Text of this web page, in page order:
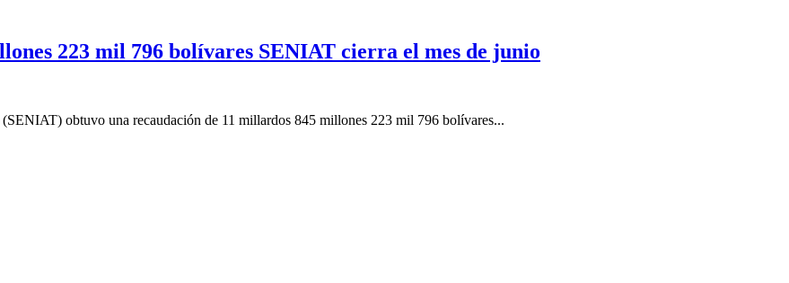
223 mil 796 bolívares SENIAT cierra el mes de junio
obtuvo una recaudación de 11 millardos 845 millones 223 mil 796 bolívares...